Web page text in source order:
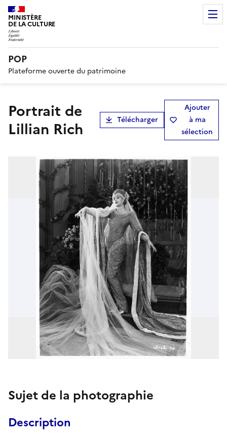
MINISTÈRE
DE LA CULTURE
POP
Plateforme ouverte du patrimoine
Portrait de
Lillian Rich
Télécharger
Ajouter
à ma
sélection
Sujet de la photographie
Description